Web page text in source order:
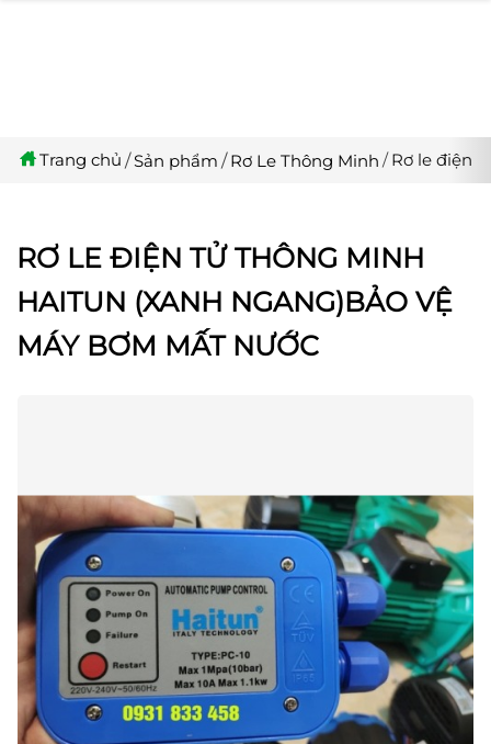
Trang chủ Sản phẩm Rơ Le Thông Minh Rơ le điện
RƠ LE ĐIỆN TỬ THÔNG MINH
HAITUN (XANH NGANG)BẢO VỆ
MÁY BƠM MẤT NƯỚC